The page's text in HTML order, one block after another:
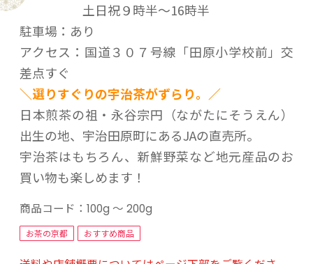
土日祝９時半～16時半
駐車場：あり
アクセス：国道３０７号線「田原小学校前」交
差点すぐ
＼選りすぐりの宇治茶がずらり。／
日本煎茶の祖・永谷宗円（ながたにそうえん）
出生の地、宇治田原町にあるJAの直売所。
宇治茶はもちろん、新鮮野菜など地元産品のお
買い物も楽しめます！
商品コード： 100g ～ 200g
お茶の京都 おすすめ商品